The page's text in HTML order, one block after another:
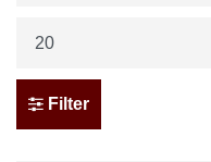
Filter